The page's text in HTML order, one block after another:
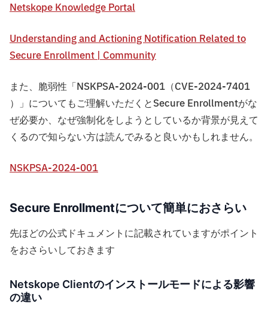
Netskope Knowledge Portal
Understanding and Actioning Notification Related to
Secure Enrollment | Community
また、脆弱性「NSKPSA-2024-001（CVE-2024-7401
）」についてもご理解いただくとSecure Enrollmentがな
ぜ必要か、なぜ強制化をしようとしているか背景が見えて
くるので知らない方は読んでみると良いかもしれません。
NSKPSA-2024-001
Secure Enrollmentについて簡単におさらい
先ほどの公式ドキュメントに記載されていますがポイント
をおさらいしておきます
Netskope Clientのインストールモードによる影響
の違い